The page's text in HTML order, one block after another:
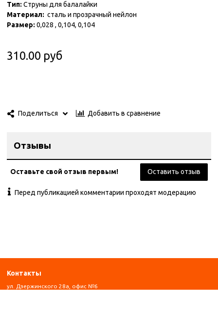
Тип: Струны для балалайки
Материал: сталь и прозрачный нейлон
Размер: 0,028 , 0,104, 0,104
310.00 руб
Поделиться Добавить в сравнение
Отзывы
Оставьте свой отзыв первым! Оставить отзыв
Перед публикацией комментарии проходят модерацию
Контакты
ул. Дзержинского 28а, офис №6